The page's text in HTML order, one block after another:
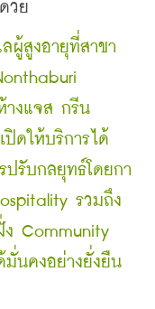
วย
ผู้สูงอายุที่สาขา
างแจส กรีน
ปิดให้บริการได้
ปรับกลยุทธ์โดยกา
รวมถึง
ง Community
มั่นคงอย่างยั่งยืน